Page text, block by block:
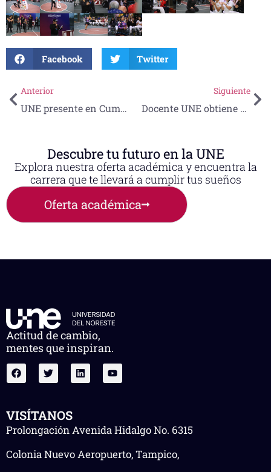
Facebook Twitter
Anterior
UNE presente en Cumbre Global Narrative 4, 2023
Siguiente
Docente UNE obtiene beca para “Creating and Implementing Online Courses”
Descubre tu futuro en la UNE
Explora nuestra oferta académica y encuentra la
carrera que te llevará a cumplir tus sueños
Oferta académica
Actitud de cambio,
mentes que inspiran.
VISÍTANOS
Prolongación Avenida Hidalgo No. 6315
Colonia Nuevo Aeropuerto, Tampico,